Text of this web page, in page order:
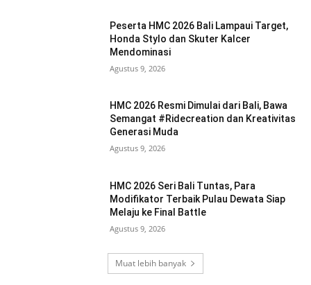
Peserta HMC 2026 Bali Lampaui Target,
Honda Stylo dan Skuter Kalcer
Mendominasi
Agustus 9, 2026
HMC 2026 Resmi Dimulai dari Bali, Bawa
Semangat #Ridecreation dan Kreativitas
Generasi Muda
Agustus 9, 2026
HMC 2026 Seri Bali Tuntas, Para
Modifikator Terbaik Pulau Dewata Siap
Melaju ke Final Battle
Agustus 9, 2026
Muat lebih banyak